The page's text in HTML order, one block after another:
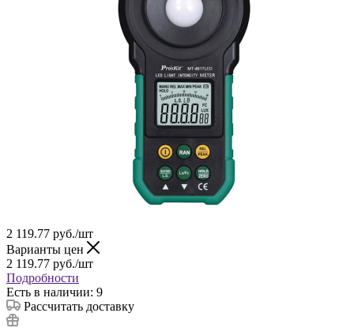
2 119.77 руб./шт
Варианты цен
2 119.77 руб./шт
Подробности
Есть в наличии: 9
Рассчитать доставку